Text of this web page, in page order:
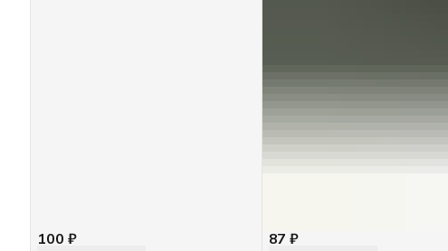
100 ₽ 87 ₽